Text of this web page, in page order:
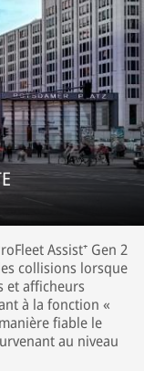
Assist⁺ Gen 2
collisions lorsque
et afficheurs
à la fonction «
fiable le
au niveau